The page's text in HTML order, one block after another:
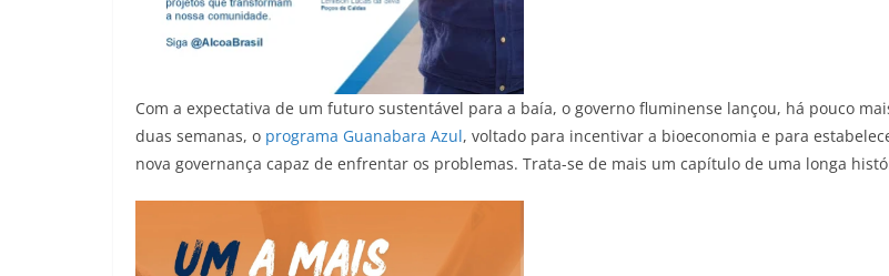
Com a expectativa de um futuro sustentável para a baía, o governo fluminense lançou, há pouco
duas semanas, o programa Guanabara Azul, voltado para incentivar a bioeconomia e para
nova governança capaz de enfrentar os problemas. Trata-se de mais um capítulo de uma longa